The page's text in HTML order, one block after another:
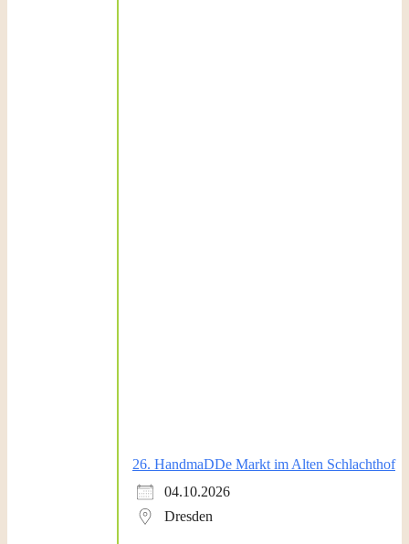
26. HandmaDDe Markt im Alten Schlachthof
04.10.2026
Dresden